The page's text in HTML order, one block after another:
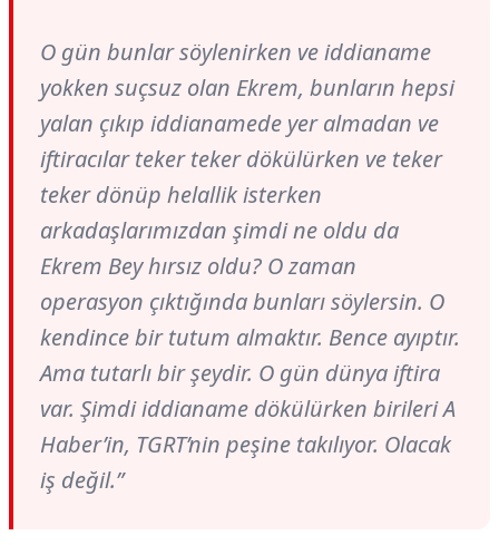
O gün bunlar söylenirken ve iddianame
yokken suçsuz olan Ekrem, bunların hepsi
yalan çıkıp iddianamede yer almadan ve
iftiracılar teker teker dökülürken ve teker
teker dönüp helallik isterken
arkadaşlarımızdan şimdi ne oldu da
Ekrem Bey hırsız oldu? O zaman
operasyon çıktığında bunları söylersin. O
kendince bir tutum almaktır. Bence ayıptır.
Ama tutarlı bir şeydir. O gün dünya iftira
var. Şimdi iddianame dökülürken birileri A
Haber’in, TGRT’nin peşine takılıyor. Olacak
iş değil.”